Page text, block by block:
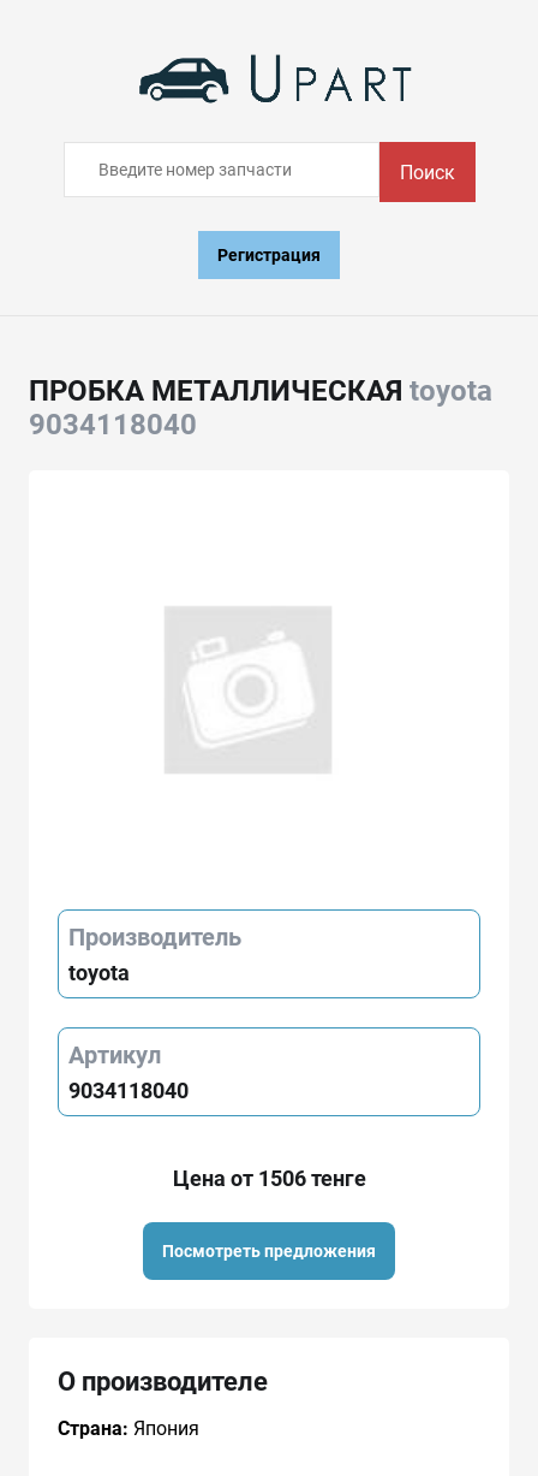
Поиск
Регистрация
ПРОБКА МЕТАЛЛИЧЕСКАЯ toyota
9034118040
Производитель
toyota
Артикул
9034118040
Цена от 1506 тенге
Посмотреть предложения
О производителе
Страна: Япония